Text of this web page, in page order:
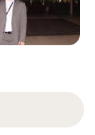
de
ASN.